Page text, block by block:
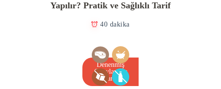
Yapılır? Pratik ve Sağlıklı Tarif
40 dakika
Denenmiş
Onaylanmış
Tarif